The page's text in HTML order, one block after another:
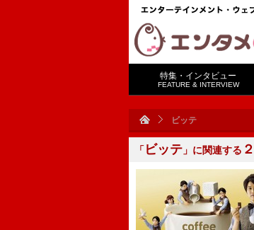
特集・インタビュー
FEATURE & INTERVIEW
ビッテ
「 ビッテ 」に関連する ２